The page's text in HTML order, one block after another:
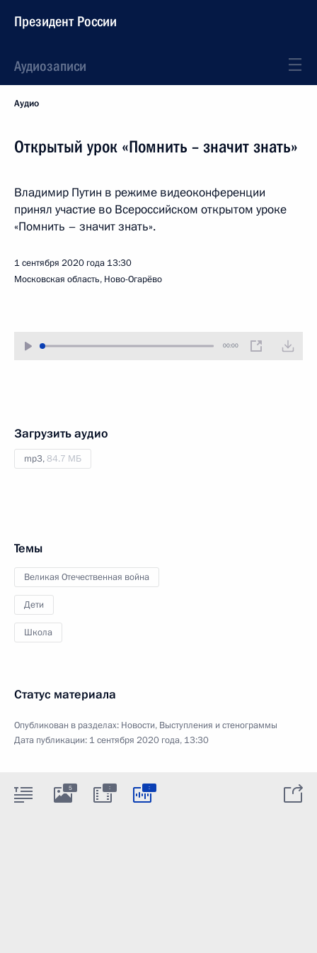
Президент России
Аудиозаписи
Аудио
Открытый урок «Помнить – значит знать»
Владимир Путин в режиме видеоконференции
принял участие во Всероссийском открытом уроке
«Помнить – значит знать».
1 сентября 2020 года 13:30
Московская область, Ново-Огарёво
00:00
Загрузить аудио
mp3,84.7 МБ
Темы
Великая Отечественная война
Дети
Школа
Статус материала
Опубликован в разделах: Новости, Выступления и стенограммы
Дата публикации: 1 сентября 2020 года, 13:30
5 : :